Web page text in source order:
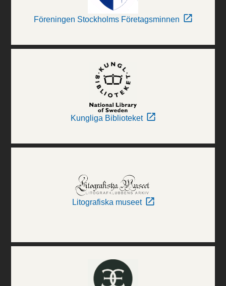
Föreningen Stockholms Företagsminnen
Kungliga Biblioteket
Litografiska museet